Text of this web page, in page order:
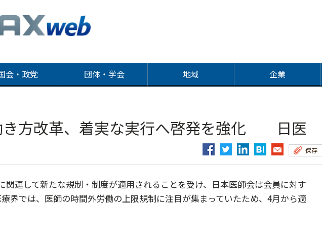
会・政党 団体・学会 地域 企業
き方改革、着実な実行へ啓発を強化 日医
保存
連して新たな規制・制度が適用されることを受け、日本医師会は会員に対す
界では、医師の時間外労働の上限規制に注目が集まっていたため、4月から適